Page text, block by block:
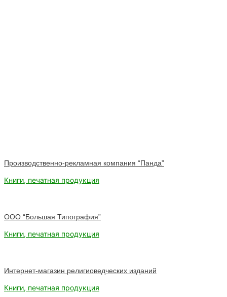
Производственно-рекламная компания “Панда”
Книги, печатная продукция
ООО “Большая Типография”
Книги, печатная продукция
Интернет-магазин религиоведческих изданий
Книги, печатная продукция